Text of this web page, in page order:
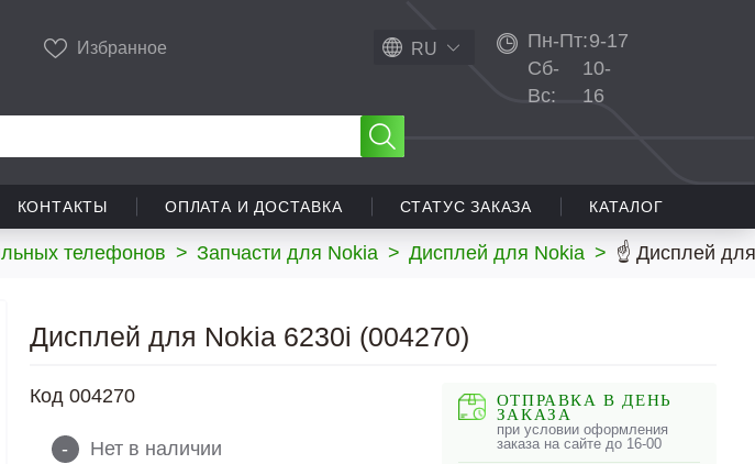
Избранное RU Пн-Пт:9-17
Сб-
Вс:
10-
16
КОНТАКТЫ ОПЛАТА И ДОСТАВКА СТАТУС ЗАКАЗА КАТАЛОГ
телефонов > Запчасти для Nokia > Дисплей для Nokia > ☝ Дисплей
Дисплей для Nokia 6230i (004270)
Код 004270
- Нет в наличии
ОТПРАВКА В ДЕНЬ
ЗАКАЗА
при условии оформления
заказа на сайте до 16-00